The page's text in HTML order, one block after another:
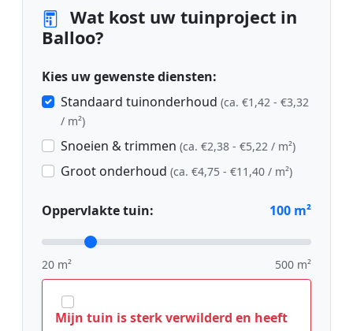
Wat kost uw tuinproject in
Balloo?
Kies uw gewenste diensten:
Standaard tuinonderhoud (ca. €1,42 - €3,32
/ m²)
Snoeien & trimmen (ca. €2,38 - €5,22 / m²)
Groot onderhoud (ca. €4,75 - €11,40 / m²)
Oppervlakte tuin: 100 m²
20 m² 500 m²
Mijn tuin is sterk verwilderd en heeft